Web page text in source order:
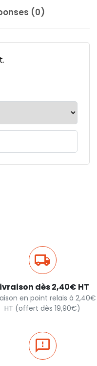
(0)
dès 2,40€ HT
en point relais à 2,40€
HT (offert dès 19,90€)